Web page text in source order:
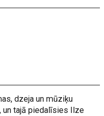
dzeja un mūziķu
un tajā piedalīsies Ilze